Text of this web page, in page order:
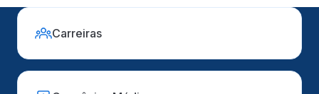
Carreiras